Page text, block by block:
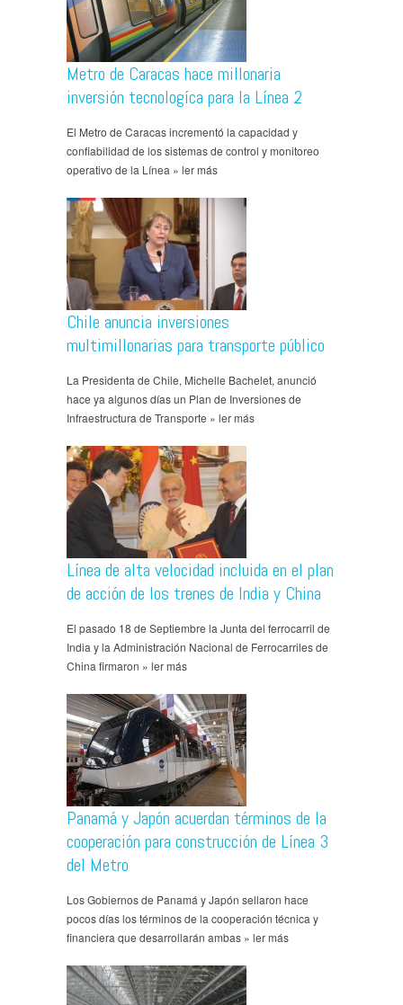
Metro de Caracas hace millonaria
inversión tecnologíca para la Línea 2
El Metro de Caracas incrementó la capacidad y
confiabilidad de los sistemas de control y monitoreo
operativo de la Línea » ler más
Chile anuncia inversiones
multimillonarias para transporte público
La Presidenta de Chile, Michelle Bachelet, anunció
hace ya algunos días un Plan de Inversiones de
Infraestructura de Transporte » ler más
Línea de alta velocidad incluida en el plan
de acción de los trenes de India y China
El pasado 18 de Septiembre la Junta del ferrocarril de
India y la Administración Nacional de Ferrocarriles de
China firmaron » ler más
Panamá y Japón acuerdan términos de la
cooperación para construcción de Línea 3
del Metro
Los Gobiernos de Panamá y Japón sellaron hace
pocos días los términos de la cooperación técnica y
financiera que desarrollarán ambas » ler más